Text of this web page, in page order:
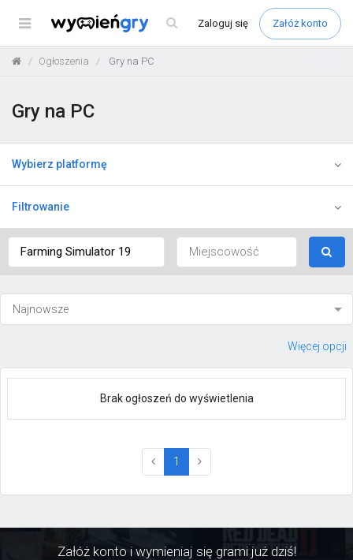
Menu Zaloguj się Załóż konto
Ogłoszenia Gry na PC
Gry na PC
Wybierz platformę
Filtrowanie
Więcej opcji
Brak ogłoszeń do wyświetlenia
1 (current)
Załóż konto i wymieniaj się grami już dziś!